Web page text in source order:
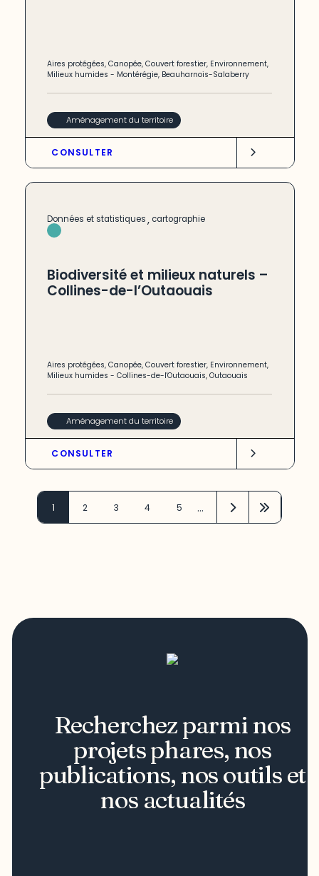
Aires protégées,Canopée,Couvert forestier, Environnement,
Milieux humides - Montérégie, Beauharnois-Salaberry
Aménagement du territoire
CONSULTER
Données et statistiques, cartographie
Biodiversité et milieux naturels –
Collines-de-l’Outaouais
Aires protégées,Canopée,Couvert forestier, Environnement,
Milieux humides -Collines-de-l'Outaouais,Outaouais
Aménagement du territoire
CONSULTER
1 2 3 4 5 …
Recherchez parmi nos
projets phares, nos
publications, nos outils et
nos actualités